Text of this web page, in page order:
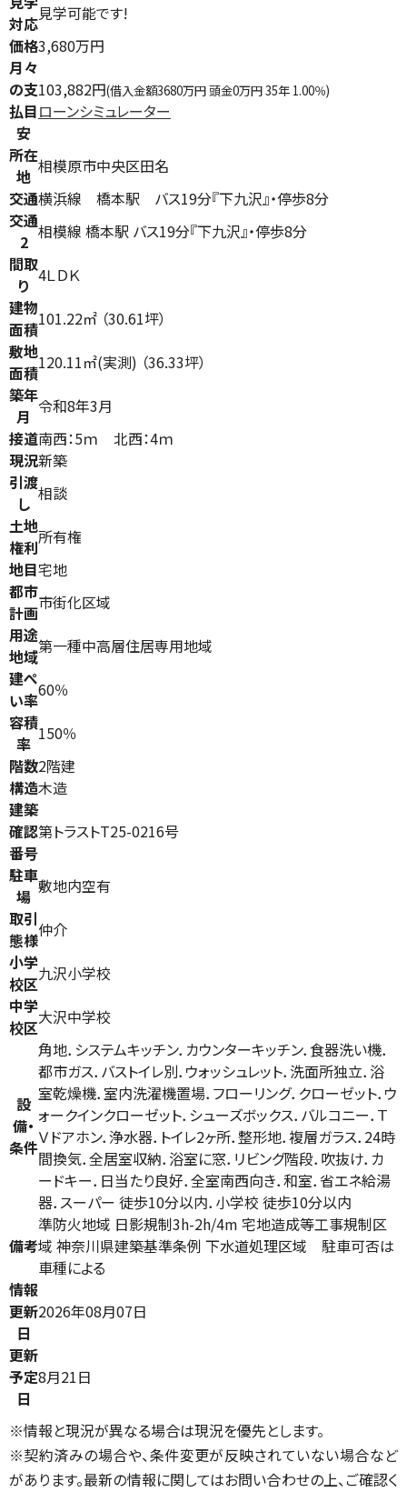
対応見学可能です!
価格3,680万円
月々
の支
払目
安
103,882円(借入金額3680万円 頭金0万円 35年 1.00％)
ローンシミュレーター
所在
地 相模原市中央区田名
交通横浜線 橋本駅 バス19分『下九沢』・停歩8分
交通
2 相模線 橋本駅 バス19分『下九沢』・停歩8分
間取
り 4ＬＤＫ
建物
面積101.22㎡ （30.61坪）
敷地
面積120.11㎡(実測) （36.33坪）
築年
月 令和8年3月
接道南西：5ｍ 北西：4ｍ
現況新築
引渡
し 相談
土地
権利所有権
地目宅地
都市
計画市街化区域
用途
地域第一種中高層住居専用地域
建ぺ
い率60％
容積
率 150％
階数2階建
構造木造
建築
確認
番号
第トラストT25-0216号
駐車
場 敷地内空有
取引
態様仲介
小学
校区九沢小学校
中学
校区大沢中学校
設
備・
条件
角地．システムキッチン．カウンターキッチン．食器洗い機．
都市ガス．バストイレ別．ウォッシュレット．洗面所独立．浴
室乾燥機．室内洗濯機置場．フローリング．クローゼット．ウ
ォークインクローゼット．シューズボックス．バルコニー．Ｔ
Ｖドアホン．浄水器．トイレ2ヶ所．整形地．複層ガラス．24時
間換気．全居室収納．浴室に窓．リビング階段．吹抜け．カ
ードキー．日当たり良好．全室南西向き．和室．省エネ給湯
器．スーパー 徒歩10分以内．小学校 徒歩10分以内
備考
準防火地域 日影規制3h-2h/4m 宅地造成等工事規制区
域 神奈川県建築基準条例 下水道処理区域 駐車可否は
車種による
情報
更新
日
2026年08月07日
更新
予定
日
8月21日
※情報と現況が異なる場合は現況を優先とします。
※契約済みの場合や、条件変更が反映されていない場合など
があります。最新の情報に関してはお問い合わせの上、ご確認く